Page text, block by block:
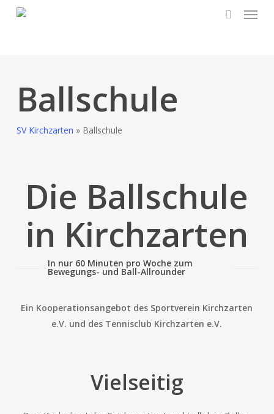
Ballschule
SV Kirchzarten » Ballschule
Die Ballschule
in Kirchzarten
In nur 60 Minuten pro Woche zum
Bewegungs- und Ball-Allrounder
Ein Kooperationsangebot des Sportverein Kirchzarten
e.V. und des Tennisclub Kirchzarten e.V.
Vielseitig